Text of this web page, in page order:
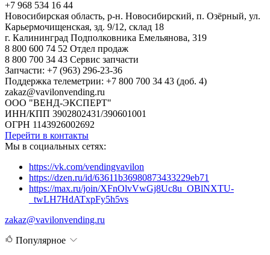
+7 968 534 16 44
Новосибирская область, р-н. Новосибирский, п. Озёрный, ул.
Карьермочищенская, зд. 9/12, склад 18
г. Калининград Подполковника Емельянова, 319
8 800 600 74 52 Отдел продаж
8 800 700 34 43 Сервис запчасти
Запчасти: +7 (963) 296-23-36
Поддержка телеметрии: +7 800 700 34 43 (доб. 4)
zakaz@vavilonvending.ru
ООО "ВЕНД-ЭКСПЕРТ"
ИНН/КПП 3902802431/390601001
ОГРН 1143926002692
Перейти в контакты
Мы в социальных сетях:
https://vk.com/vendingvavilon
https://dzen.ru/id/63611b36980873433229eb71
https://max.ru/join/XFnOlvVwGj8Uc8u_OBlNXTU-
_twLH7HdATxpFy5h5vs
zakaz@vavilonvending.ru
Популярное